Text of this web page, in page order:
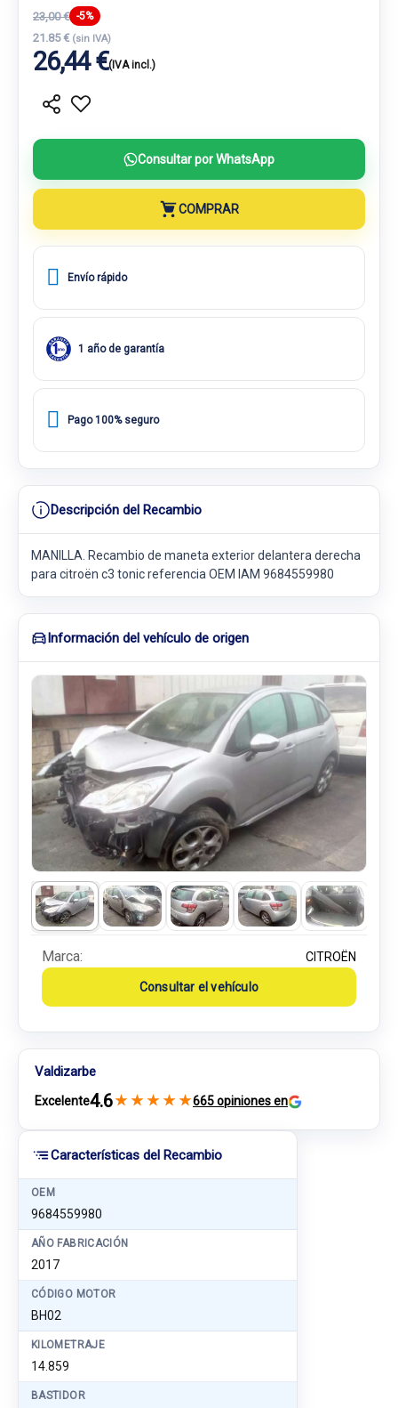
Características del Recambio
OEM
9684559980
AÑO FABRICACIÓN
2017
CÓDIGO MOTOR
BH02
KILOMETRAJE
14.859
BASTIDOR
23,00 € -5%
21.85 € (sin IVA)
26,44 €(IVA incl.)
Consultar por WhatsApp
COMPRAR
Envío rápido
1 año de garantía
Pago 100% seguro
Descripción del Recambio
MANILLA. Recambio de maneta exterior delantera derecha
para citroën c3 tonic referencia OEM IAM 9684559980
Información del vehículo de origen
Marca: CITROËN
Consultar el vehículo
Valdizarbe
Excelente4.6★ ★ ★ ★ ★665 opiniones en